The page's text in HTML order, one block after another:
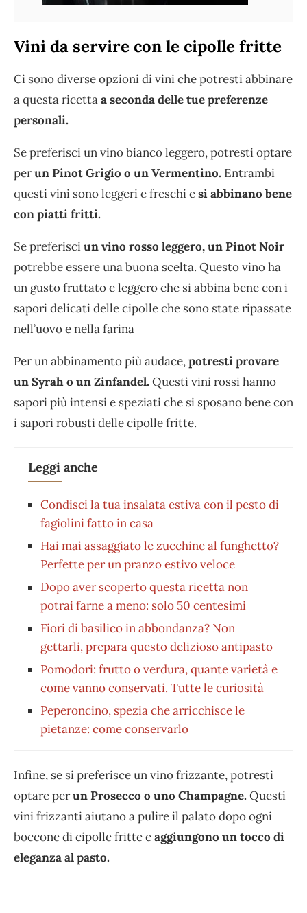
Vini da servire con le cipolle fritte
Ci sono diverse opzioni di vini che potresti abbinare
a questa ricettaa seconda delle tue preferenze
personali.
Se preferisci un vino bianco leggero, potresti optare
perun Pinot Grigio o un Vermentino. Entrambi
questi vini sono leggeri e freschi esi abbinano bene
con piatti fritti.
Se preferisciun vino rosso leggero, un Pinot Noir
potrebbe essere una buona scelta. Questo vino ha
un gusto fruttato e leggero che si abbina bene con i
sapori delicati delle cipolle che sono state ripassate
nell’uovo e nella farina
Per un abbinamento più audace,potresti provare
un Syrah o un Zinfandel. Questi vini rossi hanno
sapori più intensi e speziati che si sposano bene con
i sapori robusti delle cipolle fritte.
Leggi anche
Condisci la tua insalata estiva con il pesto di
fagiolini fatto in casa
Hai mai assaggiato le zucchine al funghetto?
Perfette per un pranzo estivo veloce
Dopo aver scoperto questa ricetta non
potrai farne a meno: solo 50 centesimi
Fiori di basilico in abbondanza? Non
gettarli, prepara questo delizioso antipasto
Pomodori: frutto o verdura, quante varietà e
come vanno conservati. Tutte le curiosità
Peperoncino, spezia che arricchisce le
pietanze: come conservarlo
Infine, se si preferisce un vino frizzante, potresti
optare perun Prosecco o uno Champagne. Questi
vini frizzanti aiutano a pulire il palato dopo ogni
boccone di cipolle fritte eaggiungono un tocco di
eleganza al pasto.